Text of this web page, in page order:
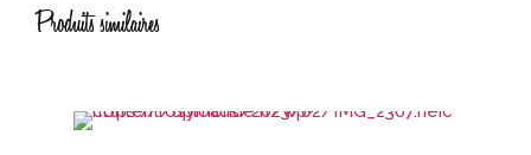
Produits similaires